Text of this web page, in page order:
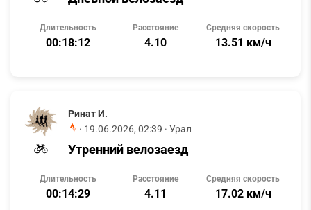
Длительность
00:18:12
Расстояние
4.10
Средняя скорость
13.51 км/ч
Ринат И.
· 19.06.2026, 02:39 · Урал
Утренний велозаезд
Длительность
00:14:29
Расстояние
4.11
Средняя скорость
17.02 км/ч